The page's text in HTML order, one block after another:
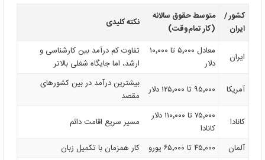
کشور /
ایران
متوسط حقوق سالانه
(کار تمام‌وقت)
نکته کلیدی
ایران
معادل ۵٬۰۰۰ تا ۱۰٬۰۰۰
دلار
تفاوت کم درآمد بین کارشناسی و
ارشد، اما جایگاه شغلی بالاتر
آمریکا
۹۵٬۰۰۰ تا ۱۲۵٬۰۰۰ دلار
بیشترین درآمد در بین کشورهای
مقصد
کانادا
۷۵٬۰۰۰ تا ۱۱۰٬۰۰۰ دلار
کانادا
مسیر سریع اقامت دائم
آلمان
۴۵٬۰۰۰ تا ۶۵٬۰۰۰ یورو
کار همزمان با تکمیل زبان